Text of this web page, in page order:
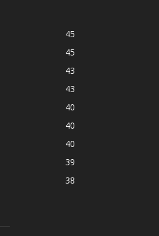
45
45
43
43
40
40
40
39
38